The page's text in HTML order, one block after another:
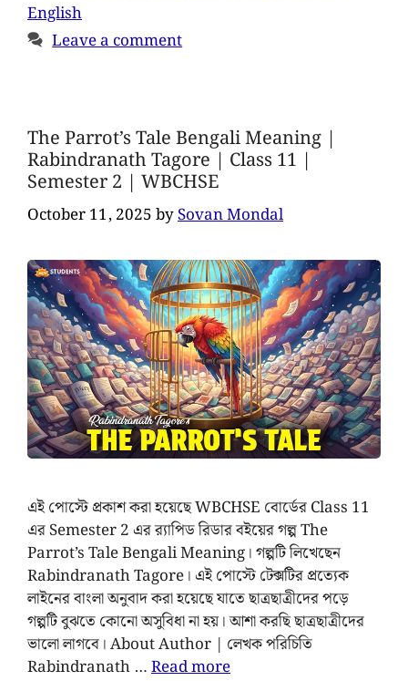
English
Leave a comment
The Parrot’s Tale Bengali Meaning |
Rabindranath Tagore | Class 11 |
Semester 2 | WBCHSE
October 11, 2025bySovan Mondal
এই পোস্টে প্রকাশ করা হয়েছে WBCHSE বোর্ডের Class 11
এর Semester 2 এর র‌্যাপিড রিডার বইয়ের গল্প The
Parrot’s Tale Bengali Meaning। গল্পটি লিখেছেন
Rabindranath Tagore। এই পোস্টে টেক্সটির প্রত্যেক
লাইনের বাংলা অনুবাদ করা হয়েছে যাতে ছাত্রছাত্রীদের পড়ে
গল্পটি বুঝতে কোনো অসুবিধা না হয়। আশা করছি ছাত্রছাত্রীদের
ভালো লাগবে। About Author | লেখক পরিচিতি
Rabindranath …Read more